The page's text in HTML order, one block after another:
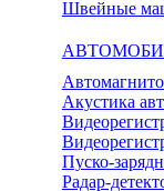
Швейные
Акустика
Пуско-
Радар-